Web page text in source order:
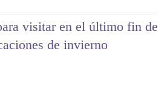
visitar en el último fin de
de invierno